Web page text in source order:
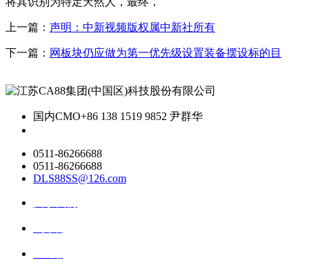
上一篇： 声明：中新视频版权属中新社所有
下一篇： 网板块仍应做为第一优先级设置装备摆设标的目
国内CMO+86 138 1519 9852 尹群华
0511-86266688
0511-86266688
DLS88SS@126.com